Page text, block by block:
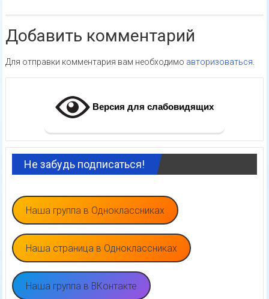
Добавить комментарий
Для отправки комментария вам необходимо авторизоваться
Версия для слабовидящих
Не забудь подписаться!
Наша группа в Одноклассниках
Наша страница в Одноклассниках
Наша группа в ВКонтакте